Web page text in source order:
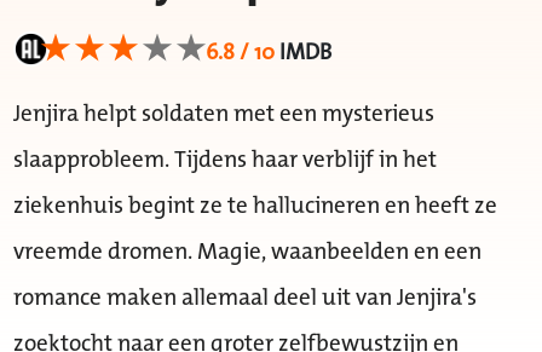
6.8 / 10IMDB
Jenjira helpt soldaten met een mysterieus
slaapprobleem. Tijdens haar verblijf in het
ziekenhuis begint ze te hallucineren en heeft ze
vreemde dromen. Magie, waanbeelden en een
romance maken allemaal deel uit van Jenjira's
zoektocht naar een groter zelfbewustzijn en